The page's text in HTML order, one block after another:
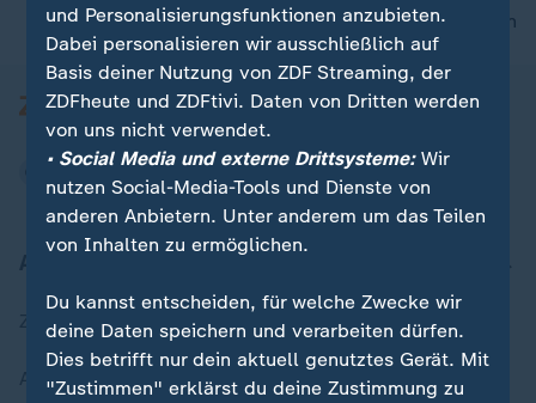
nach oben
Zuletzt veröffentlicht
Aktuelle Sendungs-Videos
und Personalisierungsfunktionen anzubieten.
Dabei personalisieren wir ausschließlich auf
Basis deiner Nutzung von ZDF Streaming, der
ZDFheute und ZDFtivi. Daten von Dritten werden
von uns nicht verwendet.
• Social Media und externe Drittsysteme:Wir
nutzen Social-Media-Tools und Dienste von
anderen Anbietern. Unter anderem um das Teilen
von Inhalten zu ermöglichen.
Du kannst entscheiden, für welche Zwecke wir
deine Daten speichern und verarbeiten dürfen.
Dies betrifft nur dein aktuell genutztes Gerät. Mit
"Zustimmen" erklärst du deine Zustimmung zu